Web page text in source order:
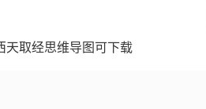
天取经思维导图可下载